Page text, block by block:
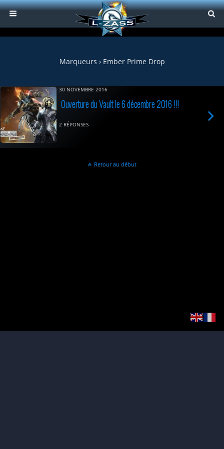
Marqueurs › Ember Prime Drop
30 NOVEMBRE 2016
Ouverture du Vault le 6 décembre 2016 !!!
2 RÉPONSES
Retour au début